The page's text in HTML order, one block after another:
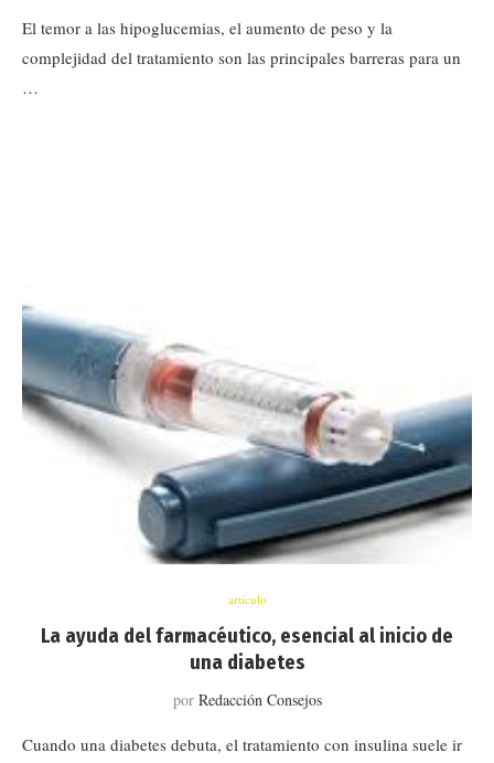
El temor a las hipoglucemias, el aumento de peso y la
complejidad del tratamiento son las principales barreras para un
…
artículo
La ayuda del farmacéutico, esencial al inicio de
una diabetes
por Redacción Consejos
Cuando una diabetes debuta, el tratamiento con insulina suele ir